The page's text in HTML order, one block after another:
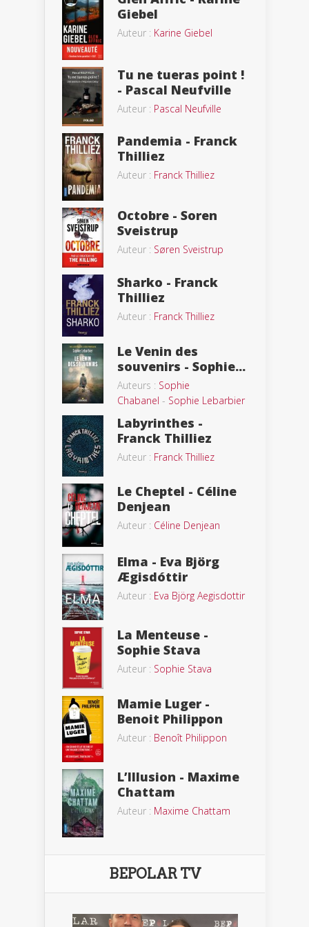
Giebel
Auteur : Karine Giebel
Tu ne tueras point !
- Pascal Neufville
Auteur : Pascal Neufville
Pandemia - Franck
Thilliez
Auteur : Franck Thilliez
Octobre - Soren
Sveistrup
Auteur : Søren Sveistrup
Sharko - Franck
Thilliez
Auteur : Franck Thilliez
Le Venin des
souvenirs - Sophie...
Auteurs : Sophie
Chabanel - Sophie Lebarbier
Labyrinthes -
Franck Thilliez
Auteur : Franck Thilliez
Le Cheptel - Céline
Denjean
Auteur : Céline Denjean
Elma - Eva Björg
Ægisdóttir
Auteur : Eva Björg Aegisdottir
La Menteuse -
Sophie Stava
Auteur : Sophie Stava
Mamie Luger -
Benoit Philippon
Auteur : Benoît Philippon
L’Illusion - Maxime
Chattam
Auteur : Maxime Chattam
BEPOLAR TV